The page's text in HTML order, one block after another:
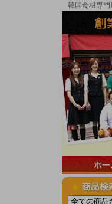
韓国食材専門